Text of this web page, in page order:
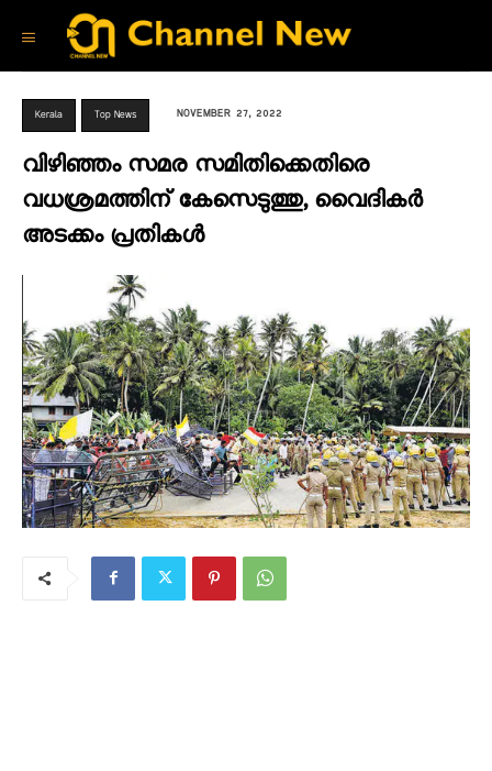
Kerala Top News NOVEMBER 27, 2022
വിഴിഞ്ഞം സമര സമിതിക്കെതിരെ
വധശ്രമത്തിന് കേസെടുത്തു, വൈദികർ
അടക്കം പ്രതികൾ